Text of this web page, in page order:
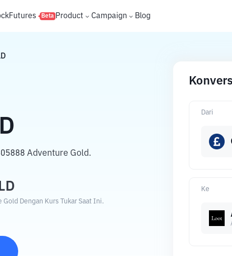
Futures Beta Product Campaign Blog
Adventure Gold.
Dengan Kurs Tukar Saat Ini.
Ke
Dari